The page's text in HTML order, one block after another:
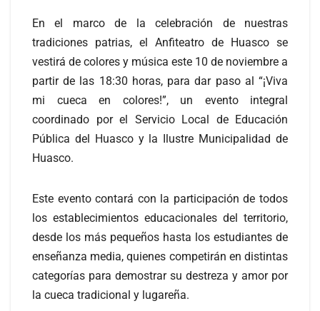
En el marco de la celebración de nuestras
tradiciones patrias, el Anfiteatro de Huasco se
vestirá de colores y música este 10 de noviembre a
partir de las 18:30 horas, para dar paso al “¡Viva
mi cueca en colores!”, un evento integral
coordinado por el Servicio Local de Educación
Pública del Huasco y la Ilustre Municipalidad de
Huasco.
Este evento contará con la participación de todos
los establecimientos educacionales del territorio,
desde los más pequeños hasta los estudiantes de
enseñanza media, quienes competirán en distintas
categorías para demostrar su destreza y amor por
la cueca tradicional y lugareña.